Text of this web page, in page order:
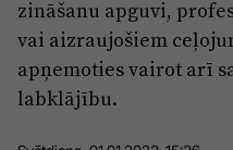
Izglītība
Veselība
Ģimene
zināšanu apguvi,
vai aizraujošiem
apņemoties vairot arī
labklājību.